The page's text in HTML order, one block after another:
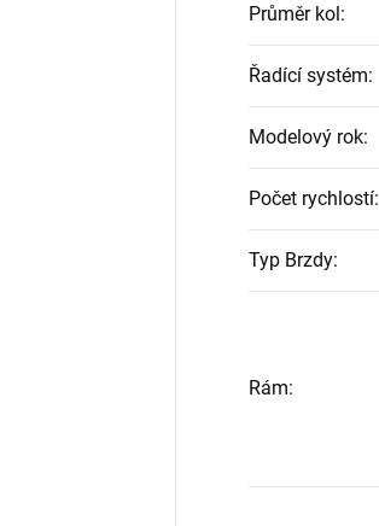
Průměr kol:
Řadící systém:
Modelový rok:
Počet rychlostí:
Typ Brzdy:
Rám: